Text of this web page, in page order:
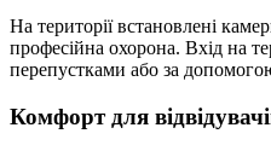
На території встановлені
професійна охорона. Вхід на
перепустками або за
Комфорт для